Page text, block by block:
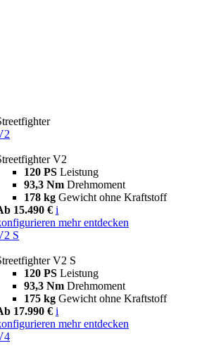
V2
120 PS Leistung
93,3 Nm Drehmoment
178 kg Gewicht ohne Kraftstoff
15.490 € i
mehr entdecken
S
V2 S
120 PS Leistung
93,3 Nm Drehmoment
175 kg Gewicht ohne Kraftstoff
17.990 € i
mehr entdecken